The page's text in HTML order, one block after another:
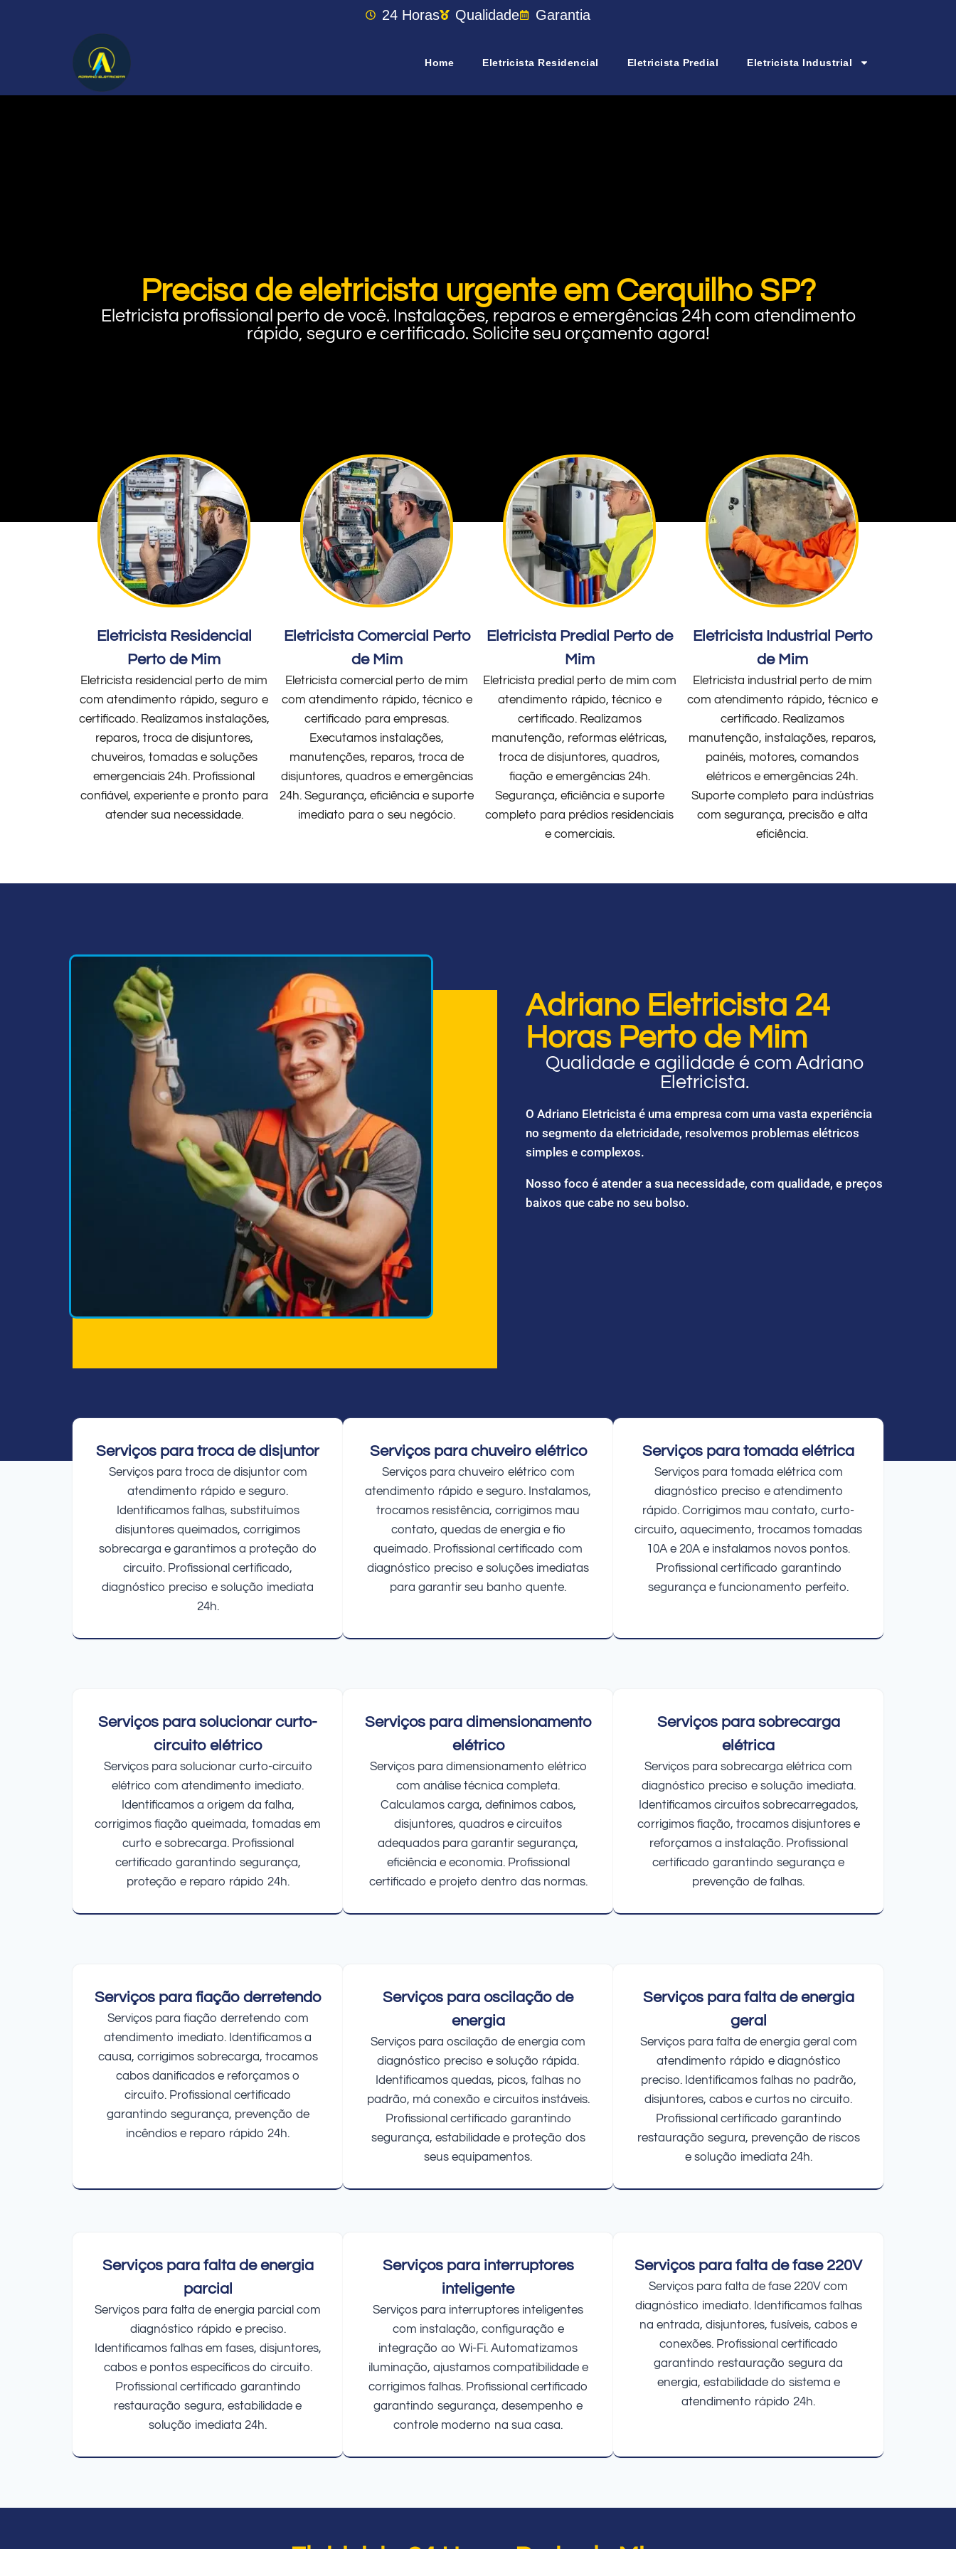
24 Horas Qualidade Garantia
Home Eletricista Residencial Eletricista Predial Eletricista Industrial
Precisa de eletricista urgente em Cerquilho SP?
Eletricista profissional perto de você. Instalações, reparos e emergências 24h com atendimento
rápido, seguro e certificado. Solicite seu orçamento agora!
Eletricista Residencial
Perto de Mim
Eletricista residencial perto de mim
com atendimento rápido, seguro e
certificado. Realizamos instalações,
reparos, troca de disjuntores,
chuveiros, tomadas e soluções
emergenciais 24h. Profissional
confiável, experiente e pronto para
atender sua necessidade.
Eletricista Comercial Perto
de Mim
Eletricista comercial perto de mim
com atendimento rápido, técnico e
certificado para empresas.
Executamos instalações,
manutenções, reparos, troca de
disjuntores, quadros e emergências
24h. Segurança, eficiência e suporte
imediato para o seu negócio.
Eletricista Predial Perto de
Mim
Eletricista predial perto de mim com
atendimento rápido, técnico e
certificado. Realizamos
manutenção, reformas elétricas,
troca de disjuntores, quadros,
fiação e emergências 24h.
Segurança, eficiência e suporte
completo para prédios residenciais
e comerciais.
Eletricista Industrial Perto
de Mim
Eletricista industrial perto de mim
com atendimento rápido, técnico e
certificado. Realizamos
manutenção, instalações, reparos,
painéis, motores, comandos
elétricos e emergências 24h.
Suporte completo para indústrias
com segurança, precisão e alta
eficiência.
Adriano Eletricista 24
Horas Perto de Mim
Qualidade e agilidade é com Adriano
Eletricista.
O Adriano Eletricista é uma empresa com uma vasta experiência
no segmento da eletricidade, resolvemos problemas elétricos
simples e complexos.
Nosso foco é atender a sua necessidade, com qualidade, e preços
baixos que cabe no seu bolso.
Serviços para troca de disjuntor
Serviços para troca de disjuntor com
atendimento rápido e seguro.
Identificamos falhas, substituímos
disjuntores queimados, corrigimos
sobrecarga e garantimos a proteção do
circuito. Profissional certificado,
diagnóstico preciso e solução imediata
24h.
Serviços para chuveiro elétrico
Serviços para chuveiro elétrico com
atendimento rápido e seguro. Instalamos,
trocamos resistência, corrigimos mau
contato, quedas de energia e fio
queimado. Profissional certificado com
diagnóstico preciso e soluções imediatas
para garantir seu banho quente.
Serviços para tomada elétrica
Serviços para tomada elétrica com
diagnóstico preciso e atendimento
rápido. Corrigimos mau contato, curto-
circuito, aquecimento, trocamos tomadas
10A e 20A e instalamos novos pontos.
Profissional certificado garantindo
segurança e funcionamento perfeito.
Serviços para solucionar curto-
circuito elétrico
Serviços para solucionar curto-circuito
elétrico com atendimento imediato.
Identificamos a origem da falha,
corrigimos fiação queimada, tomadas em
curto e sobrecarga. Profissional
certificado garantindo segurança,
proteção e reparo rápido 24h.
Serviços para dimensionamento
elétrico
Serviços para dimensionamento elétrico
com análise técnica completa.
Calculamos carga, definimos cabos,
disjuntores, quadros e circuitos
adequados para garantir segurança,
eficiência e economia. Profissional
certificado e projeto dentro das normas.
Serviços para sobrecarga
elétrica
Serviços para sobrecarga elétrica com
diagnóstico preciso e solução imediata.
Identificamos circuitos sobrecarregados,
corrigimos fiação, trocamos disjuntores e
reforçamos a instalação. Profissional
certificado garantindo segurança e
prevenção de falhas.
Serviços para fiação derretendo
Serviços para fiação derretendo com
atendimento imediato. Identificamos a
causa, corrigimos sobrecarga, trocamos
cabos danificados e reforçamos o
circuito. Profissional certificado
garantindo segurança, prevenção de
incêndios e reparo rápido 24h.
Serviços para oscilação de
energia
Serviços para oscilação de energia com
diagnóstico preciso e solução rápida.
Identificamos quedas, picos, falhas no
padrão, má conexão e circuitos instáveis.
Profissional certificado garantindo
segurança, estabilidade e proteção dos
seus equipamentos.
Serviços para falta de energia
geral
Serviços para falta de energia geral com
atendimento rápido e diagnóstico
preciso. Identificamos falhas no padrão,
disjuntores, cabos e curtos no circuito.
Profissional certificado garantindo
restauração segura, prevenção de riscos
e solução imediata 24h.
Serviços para falta de energia
parcial
Serviços para falta de energia parcial com
diagnóstico rápido e preciso.
Identificamos falhas em fases, disjuntores,
cabos e pontos específicos do circuito.
Profissional certificado garantindo
restauração segura, estabilidade e
solução imediata 24h.
Serviços para interruptores
inteligente
Serviços para interruptores inteligentes
com instalação, configuração e
integração ao Wi-Fi. Automatizamos
iluminação, ajustamos compatibilidade e
corrigimos falhas. Profissional certificado
garantindo segurança, desempenho e
controle moderno na sua casa.
Serviços para falta de fase 220V
Serviços para falta de fase 220V com
diagnóstico imediato. Identificamos falhas
na entrada, disjuntores, fusíveis, cabos e
conexões. Profissional certificado
garantindo restauração segura da
energia, estabilidade do sistema e
atendimento rápido 24h.